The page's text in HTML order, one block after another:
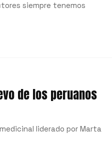
siempre tenemos
de los peruanos
liderado por Marta